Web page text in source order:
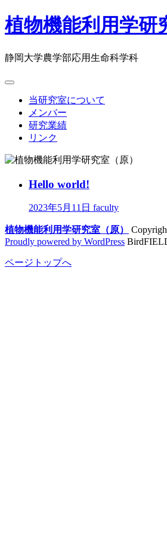
植物機能利用学研
静岡大学農学部応用生命科学科
当研究室について
メンバー
研究業績
リンク
Hello world!
2023年5月11日 faculty
植物機能利用学研究室（原）
Proudly powered by WordPress
ページトップへ